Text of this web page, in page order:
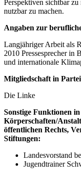
Perspektiven sichtbar
nutzbar zu machen.
Angaben zur
Langjähriger Arbeit als
2010 Pressesprecher in
und internationale
Mitgliedschaft in
Die Linke
Sonstige Funktionen
Körperschaften/
öffentlichen Rechts,
Stiftungen:
Landesvorstand
Jugendtrainer